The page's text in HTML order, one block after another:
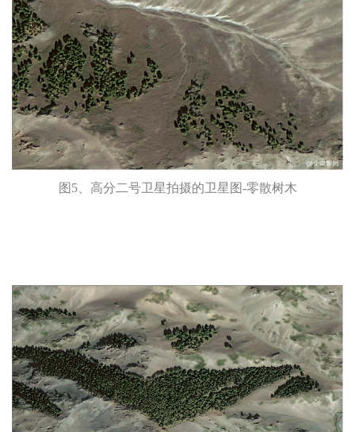
图5、高分二号卫星拍摄的卫星图-零散树木